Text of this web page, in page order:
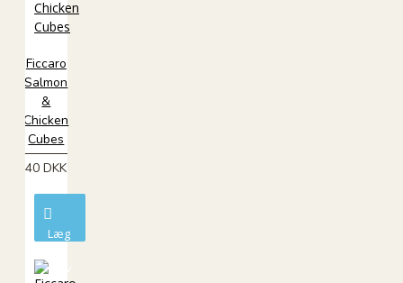
Ficcaro
Salmon
&
Chicken
Cubes
40 DKK
Læg
kurv